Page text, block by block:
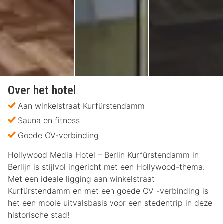
Over het hotel
Aan winkelstraat Kurfürstendamm
Sauna en fitness
Goede OV-verbinding
Hollywood Media Hotel – Berlin Kurfürstendamm in
Berlijn is stijlvol ingericht met een Hollywood-thema.
Met een ideale ligging aan winkelstraat
Kurfürstendamm en met een goede OV -verbinding is
het een mooie uitvalsbasis voor een stedentrip in deze
historische stad!